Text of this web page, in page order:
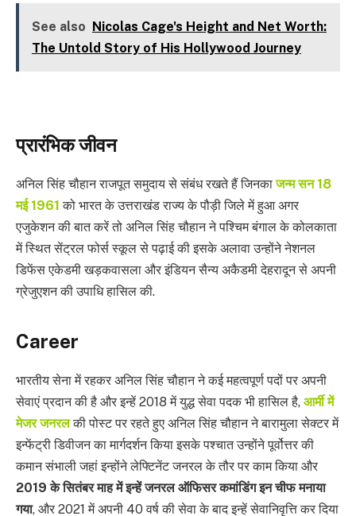
See also Nicolas Cage's Height and Net Worth:
The Untold Story of His Hollywood Journey
प्रारंभिक जीवन
अनिल सिंह चौहान राजपूत समुदाय से संबंध रखते हैं जिनकाजन्म सन 18
मई1961 को भारत के उत्तराखंड राज्य के पौड़ी जिले में हुआ अगर
एजुकेशन की बात करें तो अनिल सिंह चौहान ने पश्चिम बंगाल के कोलकाता
में स्थित सेंट्रल फोर्स स्कूल से पढ़ाई की इसके अलावा उन्होंने नेशनल
डिफेंस एकेडमी खड़कवासला और इंडियन सैन्य अकैडमी देहरादून से अपनी
ग्रेजुएशन की उपाधि हासिल की.
Career
भारतीय सेना में रहकर अनिल सिंह चौहान ने कई महत्वपूर्ण पदों पर अपनी
सेवाएं प्रदान की है और इन्हें 2018 में युद्ध सेवा पदक भी हासिल है, आर्मी में
मेजर जनरलकी पोस्ट पर रहते हुए अनिल सिंह चौहान ने बारामुला सेक्टर में
इन्फेंट्री डिवीजन का मार्गदर्शन किया इसके पश्चात उन्होंने पूर्वोत्तर की
कमान संभाली जहां इन्होंने लेफ्टिनेंट जनरल के तौर पर काम किया और
2019 के सितंबर माह में इन्हें जनरल ऑफिसर कमांडिंग इन चीफ मनाया
गया, और 2021 में अपनी 40 वर्ष की सेवा के बाद इन्हें सेवानिवृत्ति कर दिया